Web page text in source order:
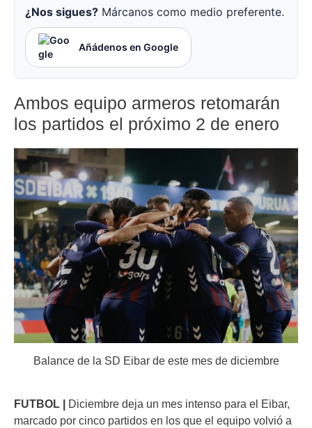
¿Nos sigues? Márcanos como medio preferente.
Añádenos en Google
Ambos equipo armeros retomarán
los partidos el próximo 2 de enero
Balance de la SD Eibar de este mes de diciembre
FUTBOL | Diciembre deja un mes intenso para el Eibar,
marcado por cinco partidos en los que el equipo volvió a